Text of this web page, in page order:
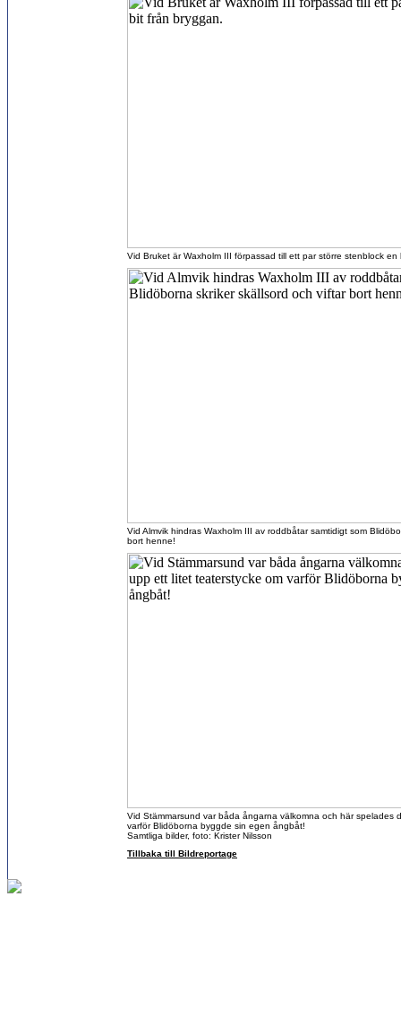
Vid Bruket är Waxholm III förpassad till ett par större stenblock en
Vid Almvik hindras Waxholm III av roddbåtar samtidigt som
bort henne!
Vid Stämmarsund var båda ångarna välkomna och här spelades
varför Blidöborna byggde sin egen ångbåt!
Samtliga bilder, foto: Krister Nilsson
Tillbaka till Bildreportage